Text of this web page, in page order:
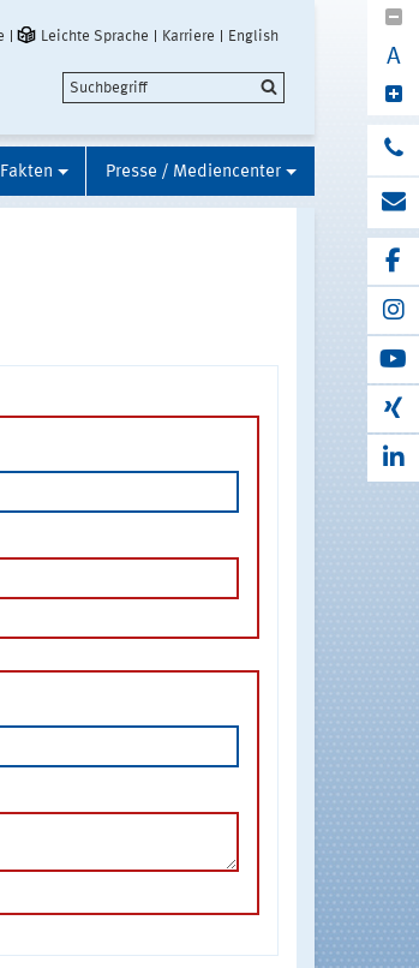
Leichte Sprache Karriere English
A
Presse / Mediencenter